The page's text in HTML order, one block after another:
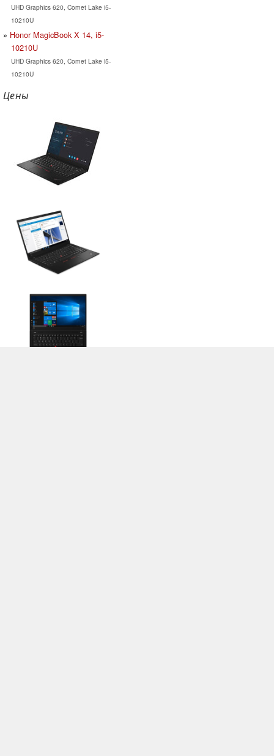
UHD Graphics 620, Comet Lake i5-
10210U
Honor MagicBook X 14, i5-
10210U
UHD Graphics 620, Comet Lake i5-
10210U
Цены